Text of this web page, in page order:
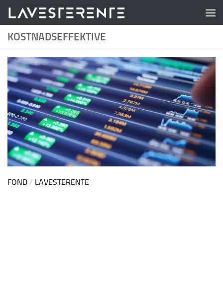
Skip to content
KOSTNADSEFFEKTIVE
FOND / LAVESTERENTE